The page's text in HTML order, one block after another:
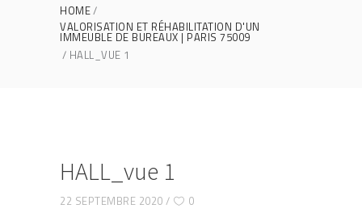
HOME
VALORISATION ET RÉHABILITATION D'UN
IMMEUBLE DE BUREAUX | PARIS 75009
HALL_VUE 1
HALL_vue 1
22 SEPTEMBRE 2020 0